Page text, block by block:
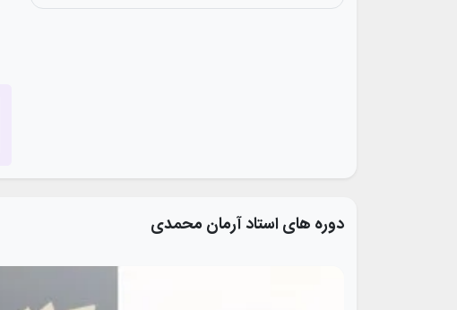
دوره های استادآرمان محمدی